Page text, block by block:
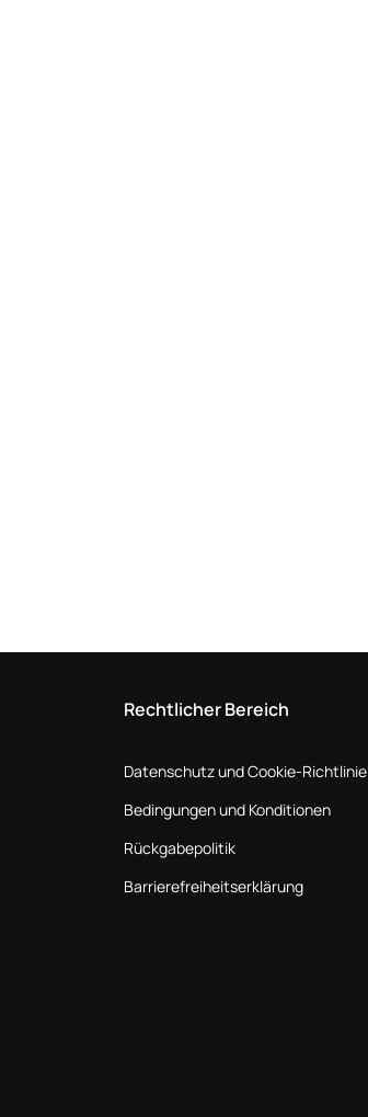
Rechtlicher Bereich
Datenschutz und Cookie-Richtlinie
Bedingungen und Konditionen
Rückgabepolitik
Barrierefreiheitserklärung